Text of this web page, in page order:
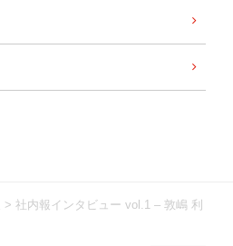
> 社内報インタビュー vol.1 – 敦嶋 利